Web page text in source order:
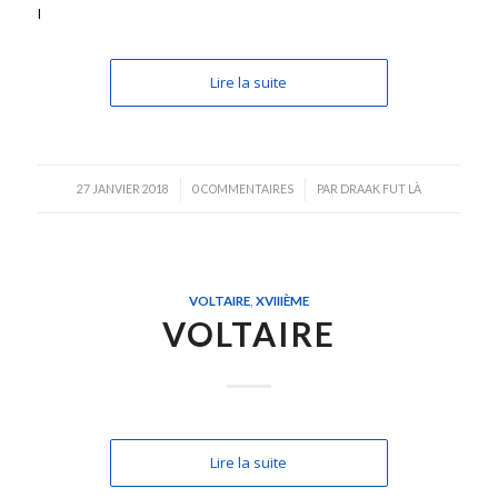
I
Lire la suite
27 JANVIER 2018
/ 0 COMMENTAIRES
/ PAR DRAAK FUT LÀ
VOLTAIRE, XVIIIÈME
VOLTAIRE
Lire la suite